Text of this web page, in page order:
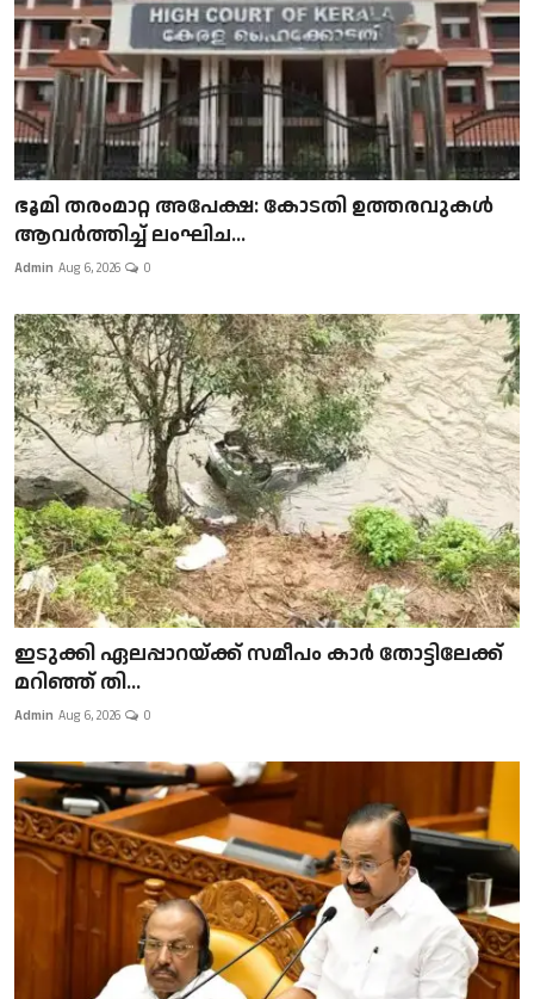
ഭൂമി തരംമാറ്റ അപേക്ഷ: കോടതി ഉത്തരവുകൾ
ആവർത്തിച്ച് ലംഘിച...
Admin Aug 6, 2026 0
ഇടുക്കി ഏലപ്പാറയ്ക്ക് സമീപം കാർ തോട്ടിലേക്ക്
മറിഞ്ഞ് തി...
Admin Aug 6, 2026 0